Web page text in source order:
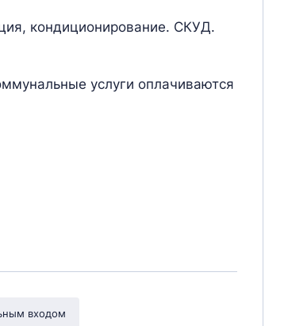
кондиционирование. СКУД.
услуги оплачиваются
входом